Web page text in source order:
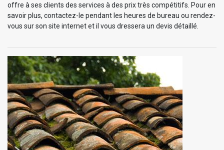
offre à ses clients des services à des prix très compétitifs. Pour en
savoir plus, contactez-le pendant les heures de bureau ou rendez-
vous sur son site internet et il vous dressera un devis détaillé.